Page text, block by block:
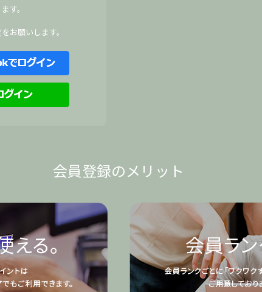
す。
お願いします。
会員登録のメリット